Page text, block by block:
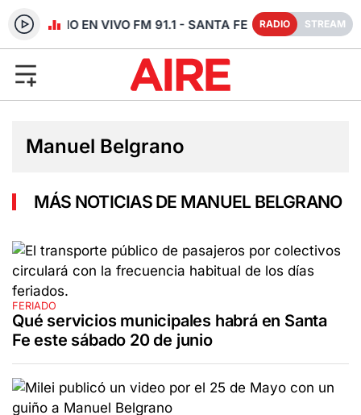
RADIO EN VIVO FM 91.1 - SANTA FE RADIO STREAM
Manuel Belgrano
MÁS NOTICIAS DE MANUEL BELGRANO
FERIADO
Qué servicios municipales habrá en Santa
Fe este sábado 20 de junio